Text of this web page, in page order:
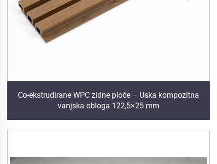
Co-ekstrudirane WPC zidne ploče – Uska kompozitna
vanjska obloga 122,5×25 mm